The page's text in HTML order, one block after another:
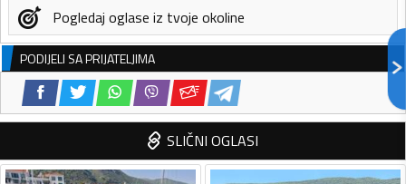
Pogledaj oglase iz tvoje okoline
PODIJELI SA PRIJATELJIMA
SLIČNI OGLASI